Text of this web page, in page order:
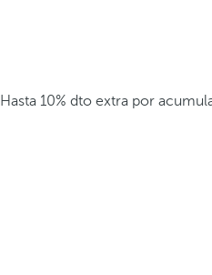
Hasta 10% dto extra por